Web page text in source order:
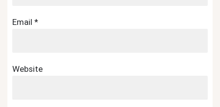
Email *
Website